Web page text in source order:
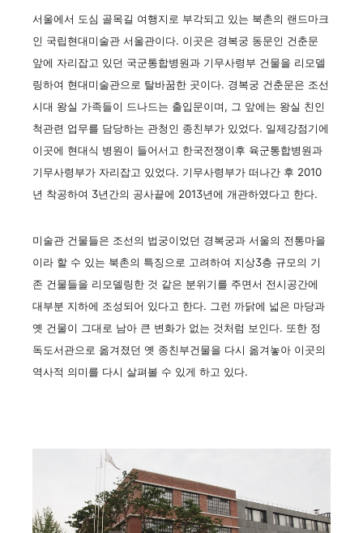
서울에서 도심 골목길 여행지로 부각되고 있는 북촌의 랜드마크
인 국립현대미술관 서울관이다. 이곳은 경복궁 동문인 건춘문
앞에 자리잡고 있던 국군통합병원과 기무사령부 건물을 리모델
링하여 현대미술관으로 탈바꿈한 곳이다. 경복궁 건춘문은 조선
시대 왕실 가족들이 드나드는 출입문이며, 그 앞에는 왕실 친인
척관련 업무를 담당하는 관청인 종친부가 있었다. 일제강점기에
이곳에 현대식 병원이 들어서고 한국전쟁이후 육군통합병원과
기무사령부가 자리잡고 있었다. 기무사령부가 떠나간 후 2010
년 착공하여 3년간의 공사끝에 2013년에 개관하였다고 한다.
미술관 건물들은 조선의 법궁이었던 경복궁과 서울의 전통마을
이라 할 수 있는 북촌의 특징으로 고려하여 지상3층 규모의 기
존 건물들을 리모델링한 것 같은 분위기를 주면서 전시공간에
대부분 지하에 조성되어 있다고 한다. 그런 까닭에 넓은 마당과
옛 건물이 그대로 남아 큰 변화가 없는 것처럼 보인다. 또한 정
독도서관으로 옮겨졌던 옛 종친부건물을 다시 옮겨놓아 이곳의
역사적 의미를 다시 살펴볼 수 있게 하고 있다.